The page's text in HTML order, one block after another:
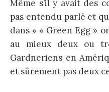
Même s’il y avait des
pas entendu parlé et
dans « « Green Egg »
au mieux deux ou
Gardneriens en
et sûrement pas deux